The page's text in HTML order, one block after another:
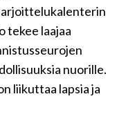
tekee laajaa
nuorille.
liikuttaa lapsia ja